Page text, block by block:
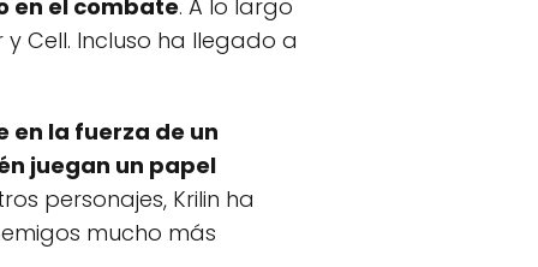
en el combate. A lo largo
Cell. Incluso ha llegado a
en la fuerza de un
juegan un papel
personajes, Krilin ha
mucho más